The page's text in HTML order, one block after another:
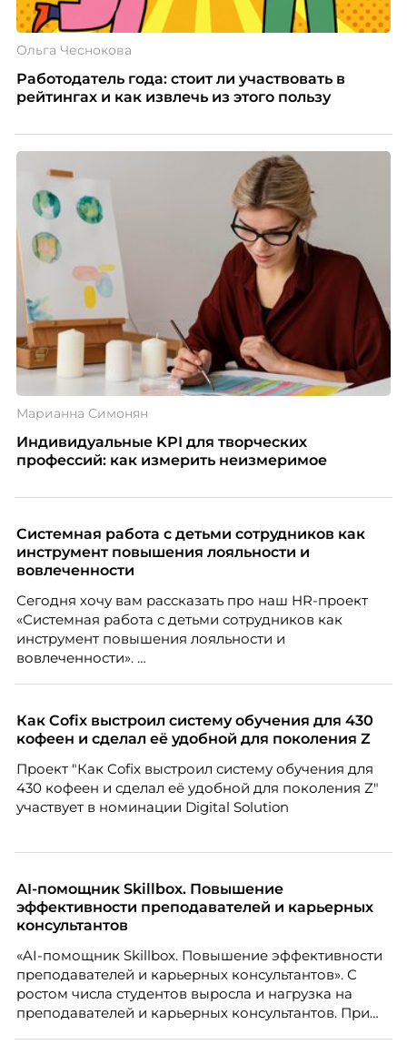
Ольга Чеснокова
Работодатель года: стоит ли участвовать в
рейтингах и как извлечь из этого пользу
Марианна Симонян
Индивидуальные KPI для творческих
профессий: как измерить неизмеримое
Системная работа с детьми сотрудников как
инструмент повышения лояльности и
вовлеченности
Сегодня хочу вам рассказать про наш HR-проект
«Системная работа с детьми сотрудников как
инструмент повышения лояльности и
вовлеченности».
Как Cofix выстроил систему обучения для 430
кофеен и сделал её удобной для поколения Z
Проект "Как Cofix выстроил систему обучения для
430 кофеен и сделал её удобной для поколения Z"
участвует в номинации Digital Solution
AI-помощник Skillbox. Повышение
эффективности преподавателей и карьерных
консультантов
«AI-помощник Skillbox. Повышение эффективности
преподавателей и карьерных консультантов». С
ростом числа студентов выросла и нагрузка на
преподавателей и карьерных консультантов. При